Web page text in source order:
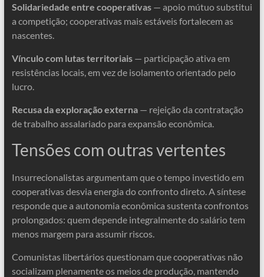
Solidariedade entre cooperativas— apoio mútuo substitui
a competição; cooperativas mais estáveis fortalecem as
nascentes.
Vínculo com lutas territoriais— participação ativa em
resistências locais, em vez de isolamento orientado pelo
lucro.
Recusa da exploração externa— rejeição da contratação
de trabalho assalariado para expansão econômica.
Tensões com outras vertentes
Insurrecionalistas argumentam que o tempo investido em
cooperativas desvia energia do confronto direto. A síntese
responde que a autonomia econômica sustenta confrontos
prolongados: quem depende integralmente do salário tem
menos margem para assumir riscos.
Comunistas libertários questionam que cooperativas não
socializam plenamente os meios de produção, mantendo